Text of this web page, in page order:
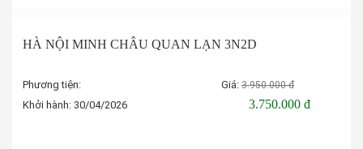
HÀ NỘI MINH CHÂU QUAN LẠN 3N2D
Phương tiện:
Khởi hành: 30/04/2026
Giá:3.950.000 đ
3.750.000 đ